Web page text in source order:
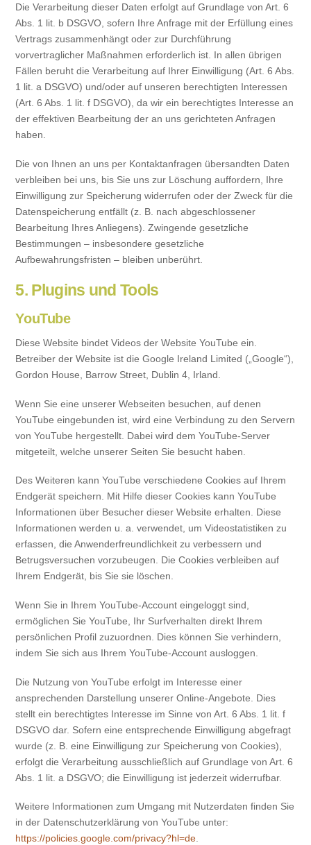
Die Verarbeitung dieser Daten erfolgt auf Grundlage von Art. 6
Abs. 1 lit. b DSGVO, sofern Ihre Anfrage mit der Erfüllung eines
Vertrags zusammenhängt oder zur Durchführung
vorvertraglicher Maßnahmen erforderlich ist. In allen übrigen
Fällen beruht die Verarbeitung auf Ihrer Einwilligung (Art. 6 Abs.
1 lit. a DSGVO) und/oder auf unseren berechtigten Interessen
(Art. 6 Abs. 1 lit. f DSGVO), da wir ein berechtigtes Interesse an
der effektiven Bearbeitung der an uns gerichteten Anfragen
haben.
Die von Ihnen an uns per Kontaktanfragen übersandten Daten
verbleiben bei uns, bis Sie uns zur Löschung auffordern, Ihre
Einwilligung zur Speicherung widerrufen oder der Zweck für die
Datenspeicherung entfällt (z. B. nach abgeschlossener
Bearbeitung Ihres Anliegens). Zwingende gesetzliche
Bestimmungen – insbesondere gesetzliche
Aufbewahrungsfristen – bleiben unberührt.
5. Plugins und Tools
YouTube
Diese Website bindet Videos der Website YouTube ein.
Betreiber der Website ist die Google Ireland Limited („Google“),
Gordon House, Barrow Street, Dublin 4, Irland.
Wenn Sie eine unserer Webseiten besuchen, auf denen
YouTube eingebunden ist, wird eine Verbindung zu den Servern
von YouTube hergestellt. Dabei wird dem YouTube-Server
mitgeteilt, welche unserer Seiten Sie besucht haben.
Des Weiteren kann YouTube verschiedene Cookies auf Ihrem
Endgerät speichern. Mit Hilfe dieser Cookies kann YouTube
Informationen über Besucher dieser Website erhalten. Diese
Informationen werden u. a. verwendet, um Videostatistiken zu
erfassen, die Anwenderfreundlichkeit zu verbessern und
Betrugsversuchen vorzubeugen. Die Cookies verbleiben auf
Ihrem Endgerät, bis Sie sie löschen.
Wenn Sie in Ihrem YouTube-Account eingeloggt sind,
ermöglichen Sie YouTube, Ihr Surfverhalten direkt Ihrem
persönlichen Profil zuzuordnen. Dies können Sie verhindern,
indem Sie sich aus Ihrem YouTube-Account ausloggen.
Die Nutzung von YouTube erfolgt im Interesse einer
ansprechenden Darstellung unserer Online-Angebote. Dies
stellt ein berechtigtes Interesse im Sinne von Art. 6 Abs. 1 lit. f
DSGVO dar. Sofern eine entsprechende Einwilligung abgefragt
wurde (z. B. eine Einwilligung zur Speicherung von Cookies),
erfolgt die Verarbeitung ausschließlich auf Grundlage von Art. 6
Abs. 1 lit. a DSGVO; die Einwilligung ist jederzeit widerrufbar.
Weitere Informationen zum Umgang mit Nutzerdaten finden Sie
in der Datenschutzerklärung von YouTube unter:
https://policies.google.com/privacy?hl=de.